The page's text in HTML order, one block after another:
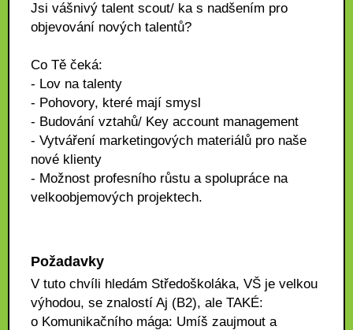
Jsi vášnivý talent scout/ ka s nadšením pro
objevování nových talentů?
Co Tě čeká:
- Lov na talenty
- Pohovory, které mají smysl
- Budování vztahů/ Key account management
- Vytváření marketingových materiálů pro naše
nové klienty
- Možnost profesního růstu a spolupráce na
velkoobjemových projektech.
Požadavky
V tuto chvíli hledám Středoškoláka, VŠ je velkou
výhodou, se znalostí Aj (B2), ale TAKÉ:
o Komunikačního mága: Umíš zaujmout a